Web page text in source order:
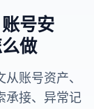
号安
做
账号资产、
承接、异常记